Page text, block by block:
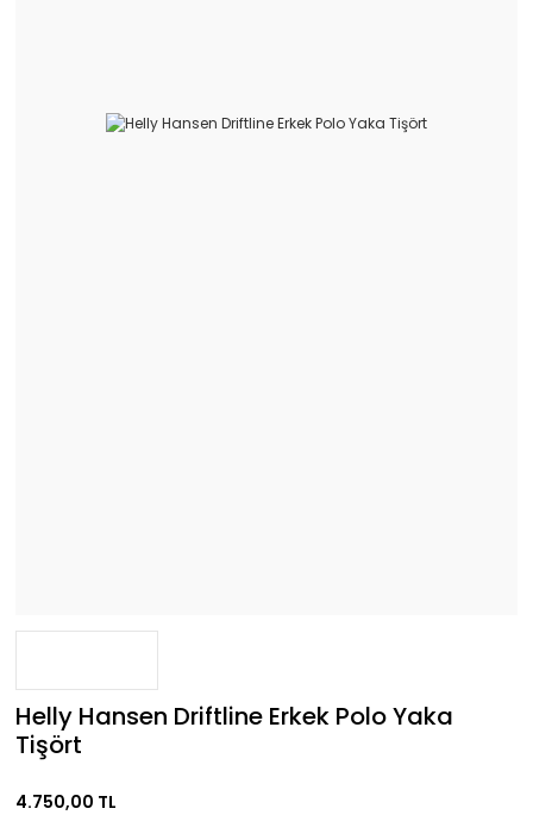
Helly Hansen Driftline Erkek Polo Yaka
Tişört
4.750,00 TL